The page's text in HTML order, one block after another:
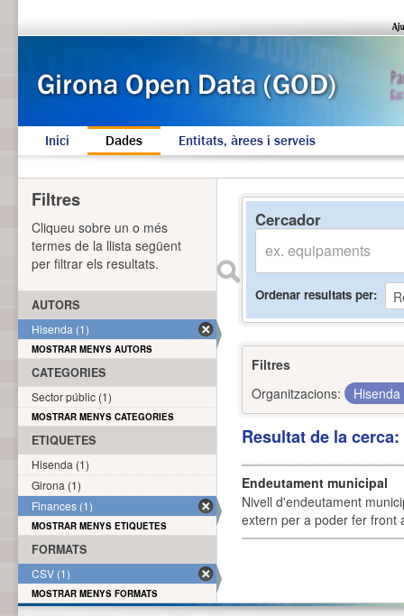
Inici Dades Entitats, àrees i serveis
Cercador
Ordenar resultats per
Filtres
Organitzacions:
Hisenda
Resultat de la
Endeutament municipal
Nivell d'endeutament
extern per a poder fer front
Filtres
Cliqueu sobre un o més
termes de la llista següent
per filtrar els resultats.
AUTORS
Hisenda (1)
MOSTRAR MENYS AUTORS
CATEGORIES
Sector públic (1)
MOSTRAR MENYS CATEGORIES
ETIQUETES
Hisenda (1)
Girona (1)
Finances (1)
MOSTRAR MENYS ETIQUETES
FORMATS
CSV (1)
MOSTRAR MENYS FORMATS